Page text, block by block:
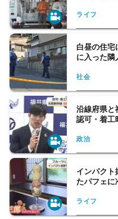
ライフ
白昼の住
に入った
社会
沿線府県
認可・着
政治
インパク
たパフェ
ライフ